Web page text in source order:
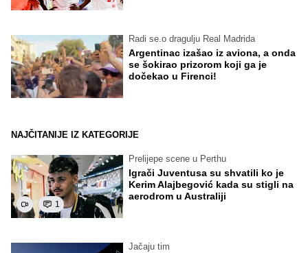
Radi se.o dragulju Real Madrida
Argentinac izašao iz aviona, a onda
se šokirao prizorom koji ga je
dočekao u Firenci!
NAJČITANIJE IZ KATEGORIJE
1
Prelijepe scene u Perthu
Igrači Juventusa su shvatili ko je
Kerim Alajbegović kada su stigli na
aerodrom u Australiji
Jačaju tim